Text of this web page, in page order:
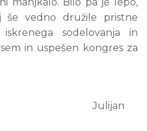
še vedno družile pristne
sodelovanja in
in uspešen kongres za
2011 Julijan